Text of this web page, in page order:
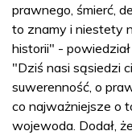
prawnego, śmierć,
to znamy i niestety
historii" -
"Dziś nasi sąsiedzi
suwerenność, o
co najważniejsze o
wojewoda. Dodał,